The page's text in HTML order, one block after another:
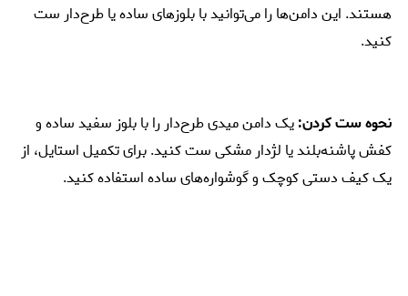
هستند. این دامن‌ها را می‌توانید با بلوزهای ساده یا طرح‌دار ست
کنید.
نحوه ست کردن:یک دامن میدی طرح‌دار را با بلوز سفید ساده و
کفش پاشنه‌بلند یا لژدار مشکی ست کنید. برای تکمیل استایل، از
یک کیف دستی کوچک و گوشواره‌های ساده استفاده کنید.